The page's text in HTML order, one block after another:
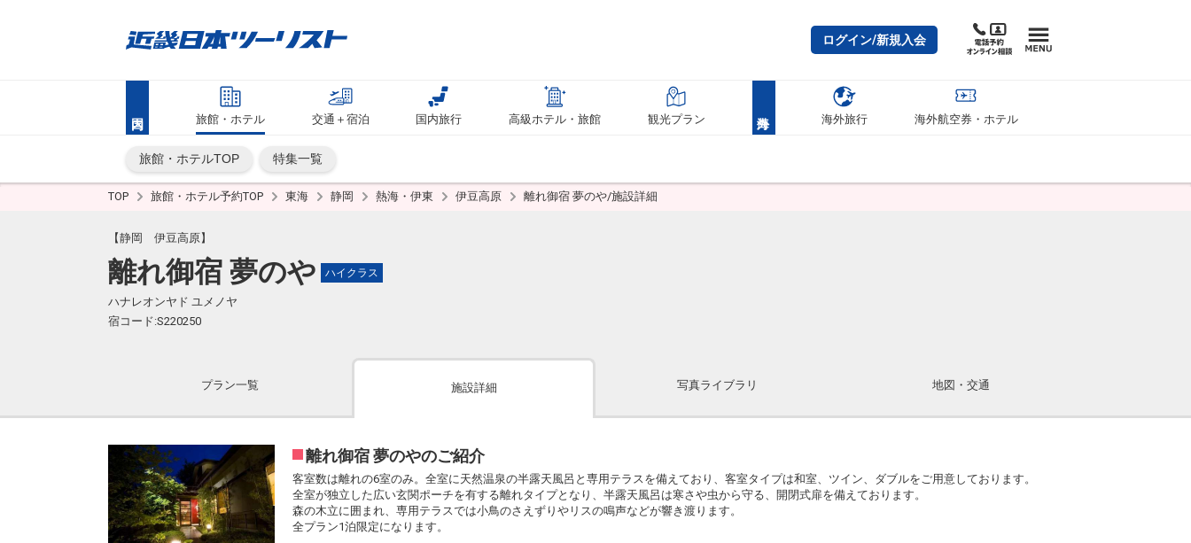
ログイン/新規入会
旅館・ホテル 交通＋宿泊 国内旅行 高級ホテル・旅館 観光プラン 海外旅行 海外航空券・ホテル
旅館・ホテルTOP 特集一覧
TOP 旅館・ホテル予約TOP 東海 静岡 熱海・伊東 伊豆高原 離れ御宿 夢のや/施設詳細
【静岡 伊豆高原】
離れ御宿 夢のや ハイクラス
ハナレオンヤド ユメノヤ
宿コード:S220250
プラン一覧 施設詳細 写真ライブラリ 地図・交通
離れ御宿 夢のやのご紹介
客室数は離れの6室のみ。全室に天然温泉の半露天風呂と専用テラスを備えており、客室タイプは和室、ツイン、ダブルをご用意しております。
全室が独立した広い玄関ポーチを有する離れタイプとなり、半露天風呂は寒さや虫から守る、開閉式扉を備えております。
森の木立に囲まれ、専用テラスでは小鳥のさえずりやリスの鳴声などが響き渡ります。
全プラン1泊限定になります。